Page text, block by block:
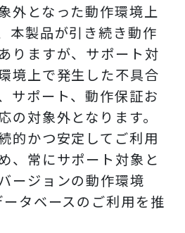
外となった動作環境上
本製品が引き続き動作
りますが、サポート対
境上で発生した不具合
サポート、動作保証お
の対象外となります。
的かつ安定してご利用
、常にサポート対象と
ージョンの動作環境
タベースのご利用を推